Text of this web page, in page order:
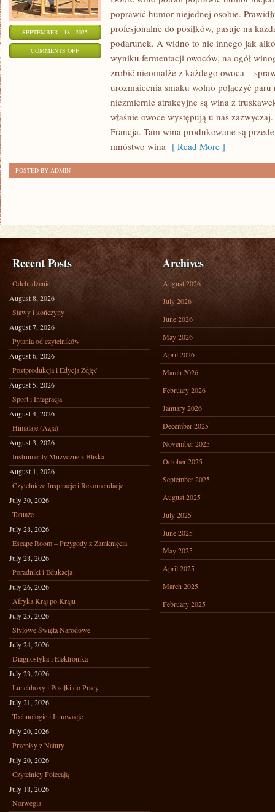
SEPTEMBER - 18 - 2025
COMMENTS OFFON
SFERMENTOWANY
poprawić humor niejednej osobie.
profesjonalne do posiłków, pasuje na
podarunek. A widno to nic innego jak
wyniku fermentacji owoców, na ogół
zrobić nieomalże z każdego owoca –
urozmaicenia smaku wolno połączyć
niezmiernie atrakcyjne są wina z
właśnie owoce występują u nas
Francja. Tam wina produkowane są
mnóstwo wina [ Read More ]
POSTED BY ADMIN
Recent Posts
Odchudzanie
August 8, 2026
Stawy i kończyny
August 7, 2026
Pytania od czytelników
August 6, 2026
Postprodukcja i Edycja Zdjęć
August 5, 2026
Sport i Integracja
August 4, 2026
Himalaje (Azja)
August 3, 2026
Instrumenty Muzyczne z Bliska
August 1, 2026
Czytelnicze Inspiracje i Rekomendacje
July 30, 2026
Tatuaże
July 28, 2026
Escape Room – Przygody z Zamknięcia
July 28, 2026
Poradniki i Edukacja
July 26, 2026
Afryka Kraj po Kraju
July 25, 2026
Stylowe Święta Narodowe
July 24, 2026
Diagnostyka i Elektronika
July 23, 2026
Lunchboxy i Posiłki do Pracy
July 21, 2026
Technologie i Innowacje
July 20, 2026
Przepisy z Natury
July 20, 2026
Czytelnicy Polecają
July 18, 2026
Norwegia
Archives
August 2026
July 2026
June 2026
May 2026
April 2026
March 2026
February 2026
January 2026
December 2025
November 2025
October 2025
September 2025
August 2025
July 2025
June 2025
May 2025
April 2025
March 2025
February 2025